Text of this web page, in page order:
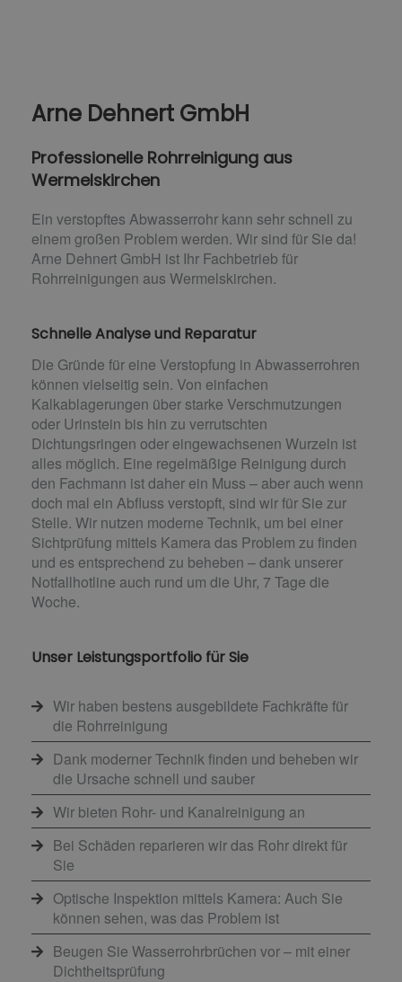
Arne Dehnert GmbH
Professionelle Rohrreinigung aus
Wermelskirchen
Ein verstopftes Abwasserrohr kann sehr schnell zu
einem großen Problem werden. Wir sind für Sie da!
Arne Dehnert GmbH ist Ihr Fachbetrieb für
Rohrreinigungen aus Wermelskirchen.
Schnelle Analyse und Reparatur
Die Gründe für eine Verstopfung in Abwasserrohren
können vielseitig sein. Von einfachen
Kalkablagerungen über starke Verschmutzungen
oder Urinstein bis hin zu verrutschten
Dichtungsringen oder eingewachsenen Wurzeln ist
alles möglich. Eine regelmäßige Reinigung durch
den Fachmann ist daher ein Muss – aber auch wenn
doch mal ein Abfluss verstopft, sind wir für Sie zur
Stelle. Wir nutzen moderne Technik, um bei einer
Sichtprüfung mittels Kamera das Problem zu finden
und es entsprechend zu beheben – dank unserer
Notfallhotline auch rund um die Uhr, 7 Tage die
Woche.
Unser Leistungsportfolio für Sie
Wir haben bestens ausgebildete Fachkräfte für
die Rohrreinigung
Dank moderner Technik finden und beheben wir
die Ursache schnell und sauber
Wir bieten Rohr- und Kanalreinigung an
Bei Schäden reparieren wir das Rohr direkt für
Sie
Optische Inspektion mittels Kamera: Auch Sie
können sehen, was das Problem ist
Beugen Sie Wasserrohrbrüchen vor – mit einer
Dichtheitsprüfung